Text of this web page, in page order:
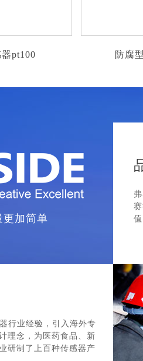
环境气压传感器
风
更加简单
值
行业经验，引入海外专
理念，为医药食品、新
研制了上百种传感器产